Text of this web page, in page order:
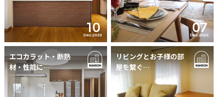
10
Dec.2020
07
Dec.2020
エコカラット・断熱
材・性能に…
リビングとお子様の部
屋を繋ぐ…